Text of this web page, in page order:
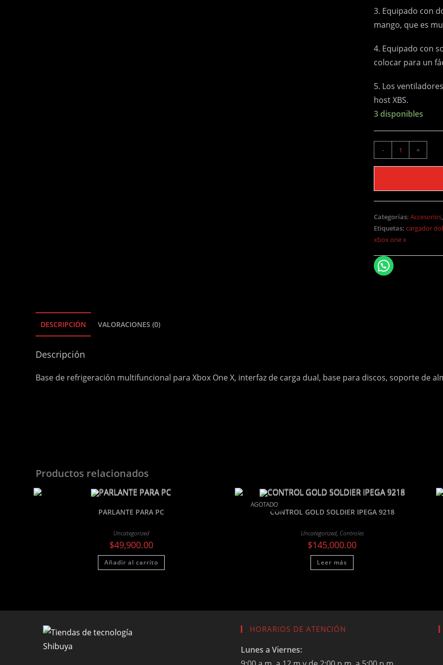
3. Equipado con
mango, que es
4. Equipado con
colocar para un
5. Los
host XBS.
3 disponibles
REFRIGERANTE
cantidad
- +
Categorías: Accesorios,
Etiquetas: cargador
xbox one x
DESCRIPCIÓN VALORACIONES (0)
Descripción
Base de refrigeración multifuncional para Xbox One X, interfaz de carga dual, base para discos, soporte de
Productos relacionados
PARLANTE PARA PC
Uncategorized
$49,900.00
Añadir al carrito
AGOTADO
CONTROL GOLD SOLDIER IPEGA 9218
Uncategorized, Controles
$145,000.00
Leer más
HORARIOS DE ATENCIÓN
Lunes a Viernes: